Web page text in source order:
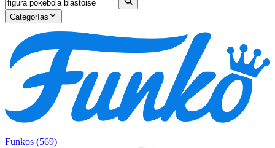
Categorías
Funkos (569)